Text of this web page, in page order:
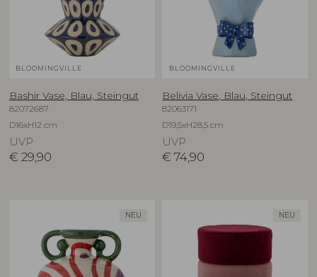
BLOOMINGVILLE
Bashir Vase, Blau, Steingut
82072687
D16xH12 cm
UVP
€ 29,90
BLOOMINGVILLE
Belivia Vase, Blau, Steingut
82063171
D19,5xH28,5 cm
UVP
€ 74,90
NEU NEU